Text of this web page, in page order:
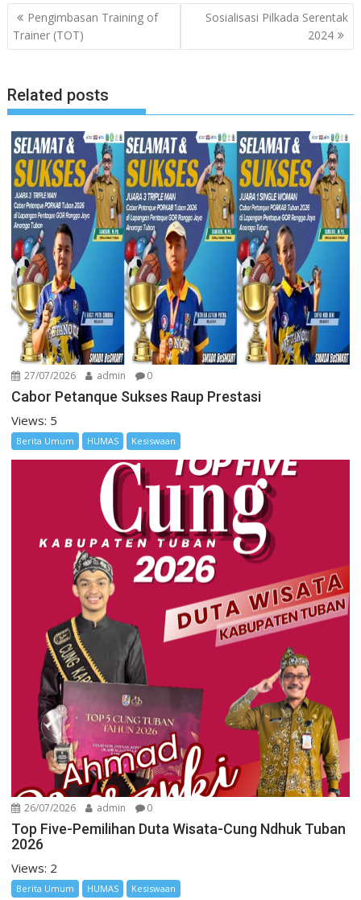
Navigasi
pos
Pengimbasan Training of
Trainer (TOT)
Sosialisasi Pilkada Serentak
2024
Related posts
27/07/2026 admin 0
Cabor Petanque Sukses Raup Prestasi
Views: 5
Berita Umum HUMAS Kesiswaan
26/07/2026 admin 0
Top Five-Pemilihan Duta Wisata-Cung Ndhuk Tuban
2026
Views: 2
Berita Umum HUMAS Kesiswaan